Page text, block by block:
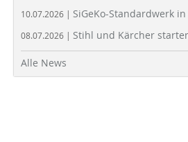
10.07.2026 | SiGeKo-Standardwerk
08.07.2026 | Stihl und Kärcher
Alle News